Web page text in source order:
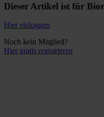
Dieser Artikel ist für
Hier einloggen
Noch kein Mitglied?
Hier gratis registrieren